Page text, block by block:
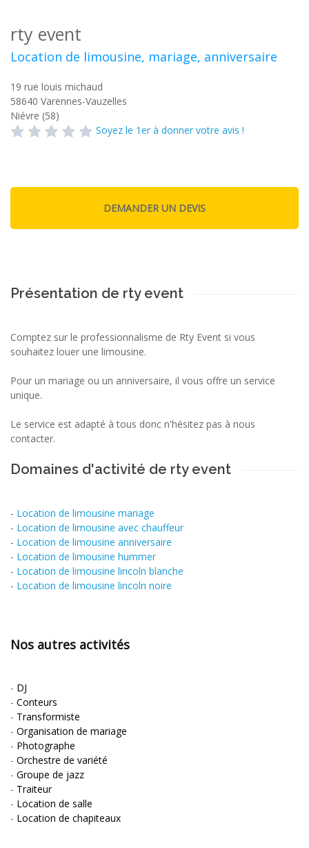
rty event
Location de limousine, mariage, anniversaire
19 rue louis michaud
58640 Varennes-Vauzelles
Niévre (58)
Soyez le 1er à donner votre avis !
Présentation de rty event
Comptez sur le professionnalisme de Rty Event si vous
souhaitez louer une limousine.
Pour un mariage ou un anniversaire, il vous offre un service
unique.
Le service est adapté à tous donc n'hésitez pas à nous
contacter.
Domaines d'activité de rty event
- Location de limousine mariage
- Location de limousine avec chauffeur
- Location de limousine anniversaire
- Location de limousine hummer
- Location de limousine lincoln blanche
- Location de limousine lincoln noire
Nos autres activités
- DJ
- Conteurs
- Transformiste
- Organisation de mariage
- Photographe
- Orchestre de variété
- Groupe de jazz
- Traiteur
- Location de salle
- Location de chapiteaux